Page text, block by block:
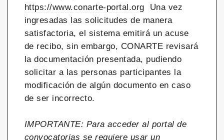
https://www.conarte-portal.org Una vez
ingresadas las solicitudes de manera
satisfactoria, el sistema emitirá un acuse
de recibo, sin embargo, CONARTE revisará
la documentación presentada, pudiendo
solicitar a las personas participantes la
modificación de algún documento en caso
de ser incorrecto.
IMPORTANTE: Para acceder al portal de
convocatorias se requiere usar un